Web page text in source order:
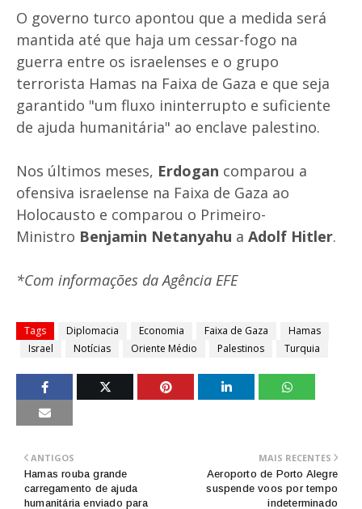
O governo turco apontou que a medida será
mantida até que haja um cessar-fogo na
guerra entre os israelenses e o grupo
terrorista Hamas na Faixa de Gaza e que seja
garantido "um fluxo ininterrupto e suficiente
de ajuda humanitária" ao enclave palestino.
Nos últimos meses, Erdogan comparou a
ofensiva israelense na Faixa de Gaza ao
Holocausto e comparou o Primeiro-
Ministro Benjamin Netanyahu a Adolf Hitler.
*Com informações da Agência EFE
Tags Diplomacia Economia Faixa de Gaza
Hamas
Israel
Notícias Oriente Médio Palestinos Turquia
MAIS RECENTES
Aeroporto de Porto Alegre
suspende voos por tempo
indeterminado
ANTIGOS
Hamas rouba grande
carregamento de ajuda
humanitária enviado para